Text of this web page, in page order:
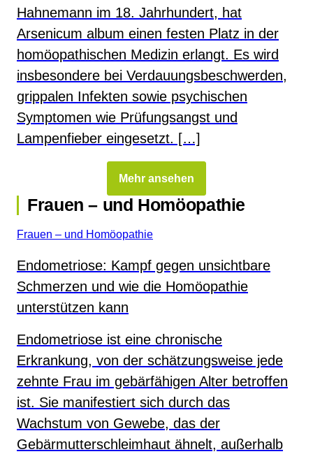
Hahnemann im 18. Jahrhundert, hat
Arsenicum album einen festen Platz in der
homöopathischen Medizin erlangt. Es wird
insbesondere bei Verdauungsbeschwerden,
grippalen Infekten sowie psychischen
Symptomen wie Prüfungsangst und
Lampenfieber eingesetzt. […]
Mehr ansehen
Frauen – und Homöopathie
Frauen – und Homöopathie
Endometriose: Kampf gegen unsichtbare
Schmerzen und wie die Homöopathie
unterstützen kann
Endometriose ist eine chronische
Erkrankung, von der schätzungsweise jede
zehnte Frau im gebärfähigen Alter betroffen
ist. Sie manifestiert sich durch das
Wachstum von Gewebe, das der
Gebärmutterschleimhaut ähnelt, außerhalb